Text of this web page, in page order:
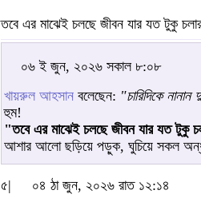
তবে এর মাঝেই চলছে জীবন যার যত টুকু
০৬ ই জুন, ২০২৬ সকাল ৮:০৮
খায়রুল আহসান বলেছেন: "চারিদিকে
হুম!
"তবে এর মাঝেই চলছে জীবন যার যত টুকু
আশার আলো ছড়িয়ে পড়ুক, ঘুচিয়ে সকল
৫|
০৪ ঠা জুন, ২০২৬ রাত ১২:১৪